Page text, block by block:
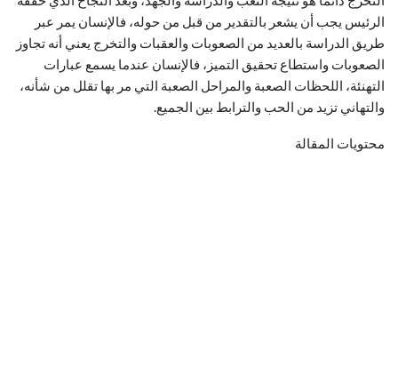
الرئيس يجب أن يشعر بالتقدير من قبل من حوله، فالإنسان يمر عبر
طريق الدراسة بالعديد من الصعوبات والعقبات والتخرج يعني أنه تجاوز
الصعوبات واستطاع تحقيق التميز، فالإنسان عندما يسمع عبارات
التهنئة، اللحظات الصعبة والمراحل الصعبة التي مر بها تقلل من شأنه،
والتهاني تزيد من الحب والترابط بين الجميع.
محتويات المقالة